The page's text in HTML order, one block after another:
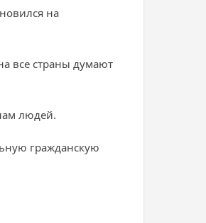
на
все страны думают
людей.
гражданскую